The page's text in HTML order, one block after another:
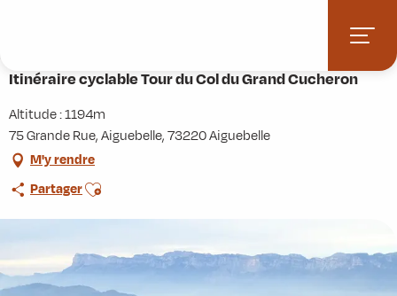
principal
Itinéraire cyclable Tour du Col du Grand Cucheron
Altitude : 1194m
75 Grande Rue, Aiguebelle, 73220 Aiguebelle
M'y rendre
PartagerAjouter aux favoris